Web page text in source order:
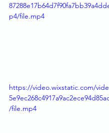
p4/file.mp4
https://video.wixstatic.com/
/file.mp4